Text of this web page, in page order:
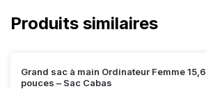
Produits similaires
Grand sac à main Ordinateur Femme 15,6
pouces – Sac Cabas